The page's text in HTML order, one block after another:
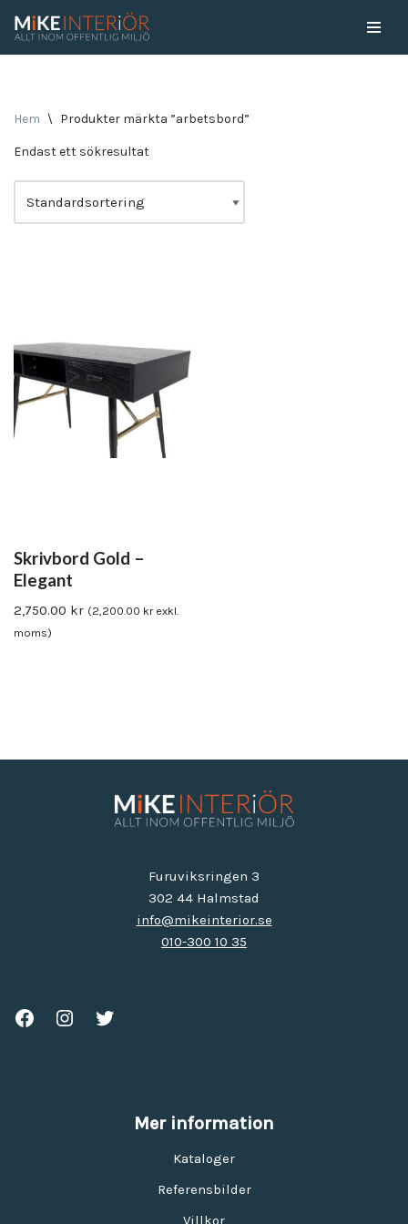
Hem \ Produkter märkta ”arbetsbord”
Endast ett sökresultat
Skrivbord Gold –
Elegant
2,750.00 kr (2,200.00 krexkl.
moms)
Furuviksringen 3
302 44 Halmstad
info@mikeinterior.se
010-300 10 35
Mer information
Kataloger
Referensbilder
Villkor